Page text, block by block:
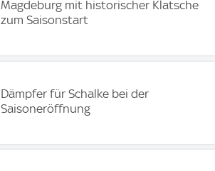
Magdeburg mit historischer Klatsche
zum Saisonstart
Dämpfer für Schalke bei der
Saisoneröffnung